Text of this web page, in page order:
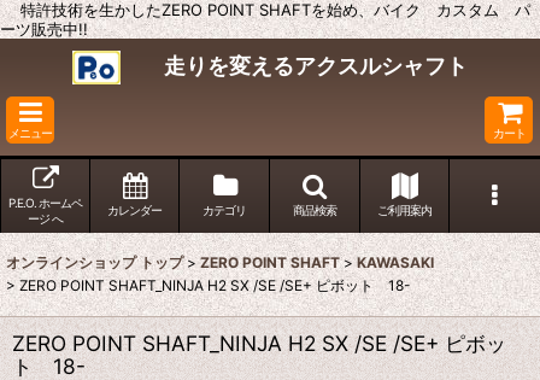
特許技術を生かしたZERO POINT SHAFTを始め、バイク カスタム パ
ーツ販売中!!
走りを変えるアクスルシャフト
メニュー カート
P.E.O. ホームペ
ージ へ
カレンダー カテゴリ 商品検索 ご利用案内
オンラインショップ トップ > ZERO POINT SHAFT > KAWASAKI
> ZERO POINT SHAFT_NINJA H2 SX /SE /SE+ ピボット 18-
ZERO POINT SHAFT_NINJA H2 SX /SE /SE+ ピボッ
ト 18-